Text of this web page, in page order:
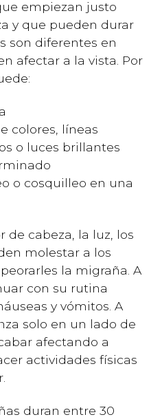
empiezan justo
y que pueden durar
son diferentes en
afectar a la vista. Por
colores, líneas
o luces brillantes
o cosquilleo en una
de cabeza, la luz, los
molestar a los
la migraña. A
con su rutina
y vómitos. A
solo en un lado de
afectando a
actividades físicas
duran entre 30